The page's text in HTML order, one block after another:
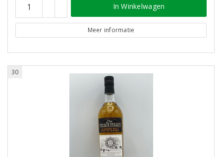
In Winkelwagen
Meer informatie
30